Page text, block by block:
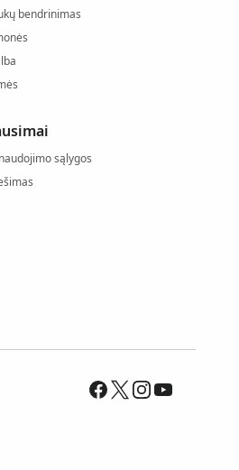
bendrinimas
sąlygos